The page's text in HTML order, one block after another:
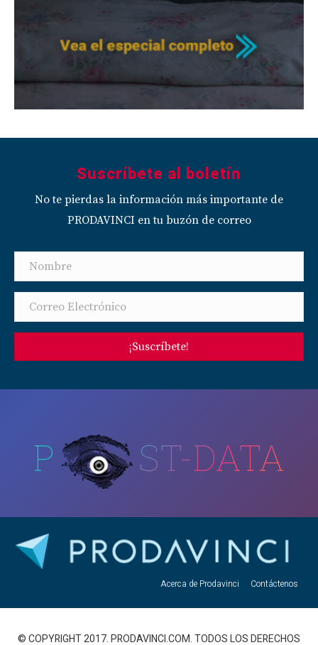
Suscríbete al boletín
No te pierdas la información más importante de
PRODAVINCI en tu buzón de correo
¡Suscríbete!
P ST-DATA
Acerca de Prodavinci Contáctenos
© COPYRIGHT 2017. PRODAVINCI.COM. TODOS LOS DERECHOS